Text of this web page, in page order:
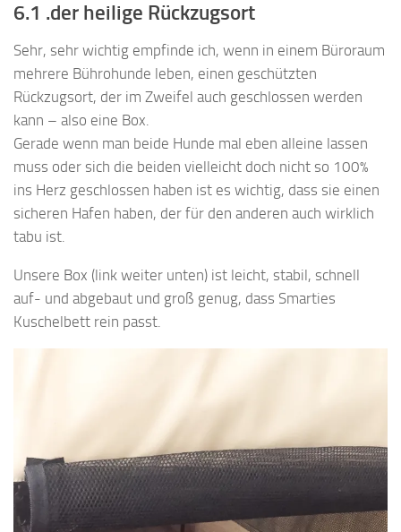
6.1 .der heilige Rückzugsort
Sehr, sehr wichtig empfinde ich, wenn in einem Büroraum
mehrere Bührohunde leben, einen geschützten
Rückzugsort, der im Zweifel auch geschlossen werden
kann – also eine Box.
Gerade wenn man beide Hunde mal eben alleine lassen
muss oder sich die beiden vielleicht doch nicht so 100%
ins Herz geschlossen haben ist es wichtig, dass sie einen
sicheren Hafen haben, der für den anderen auch wirklich
tabu ist.
Unsere Box (link weiter unten) ist leicht, stabil, schnell
auf- und abgebaut und groß genug, dass Smarties
Kuschelbett rein passt.